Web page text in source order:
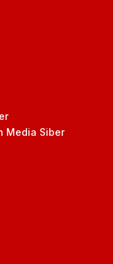
Media Siber